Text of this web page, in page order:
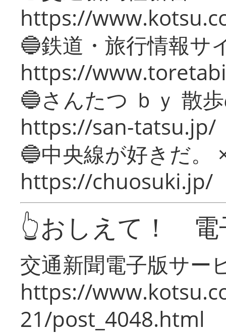
https://
🔵鉄道・旅行情報サ
https://
🔵さんたつ ｂｙ 散
https://san-tatsu.jp/
🔵中央線が好きだ。
https://chuosuki.jp/
👆おしえて！ 電
交通新聞電子版サー
https://
21/post_4048.html